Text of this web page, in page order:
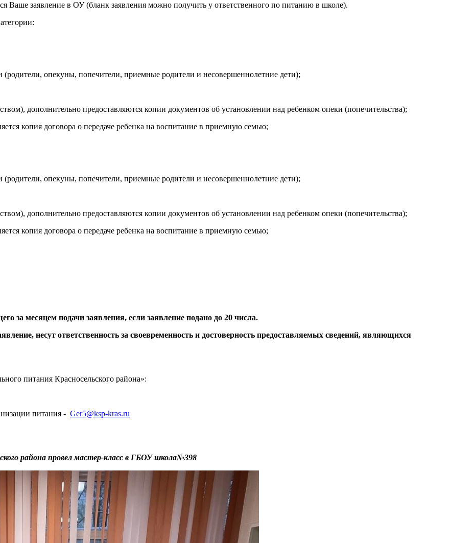
Ваше заявление в ОУ (бланк заявления можно получить у ответственного по питанию в школе).​
опекуны, попечители, приемные родители и несовершеннолетние дети);
дополнительно предоставляются копии документов об установлении над ребенком опеки (попечительства);
копия договора о передаче ребенка на воспитание в приемную семью;
опекуны, попечители, приемные родители и несовершеннолетние дети);
дополнительно предоставляются копии документов об установлении над ребенком опеки (попечительства);
копия договора о передаче ребенка на воспитание в приемную семью;
за месяцем подачи заявления, если заявление подано до 20 числа.
несут ответственность за своевременность и достоверность предоставляемых сведений, являющихся
питания Красносельского района»:
питания - Ger5@ksp-kras.ru
района провел мастер-класс в ГБОУ школа№398